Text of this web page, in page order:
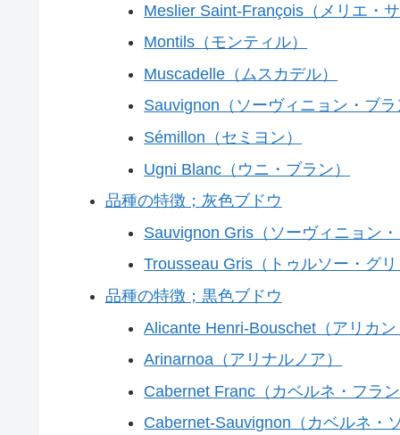
Meslier Saint-François（メリエ・
Montils（モンティル）
Muscadelle（ムスカデル）
Sauvignon（ソーヴィニョン・ブラ
Sémillon（セミヨン）
Ugni Blanc（ウニ・ブラン）
品種の特徴；灰色ブドウ
Sauvignon Gris（ソーヴィニョン・
Trousseau Gris（トゥルソー・グリ
品種の特徴；黒色ブドウ
Alicante Henri-Bouschet（アリカン
Arinarnoa（アリナルノア）
Cabernet Franc（カベルネ・フラン
Cabernet-Sauvignon（カベルネ・